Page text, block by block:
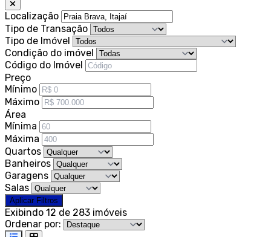
Localização
Tipo de Transação
Tipo de Imóvel
Condição do imóvel
Código do Imóvel
Preço
Mínimo
Máximo
Área
Mínima
Máxima
Quartos
Banheiros
Garagens
Salas
Aplicar Filtros
Exibindo 12 de 283 imóveis
Ordenar por: